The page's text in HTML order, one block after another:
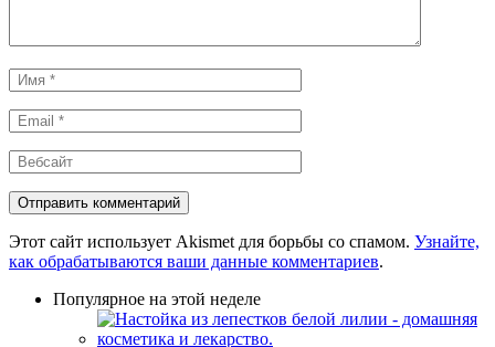
Имя
*
Email
*
Вебсайт
Этот сайт использует Akismet для борьбы со спамом. Узнайте,
как обрабатываются ваши данные комментариев.
Популярное на этой неделе